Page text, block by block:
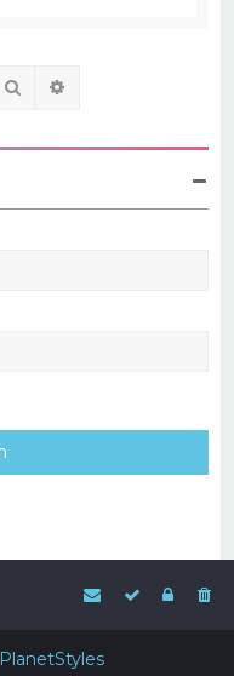
Rechercher
PlanetStyles